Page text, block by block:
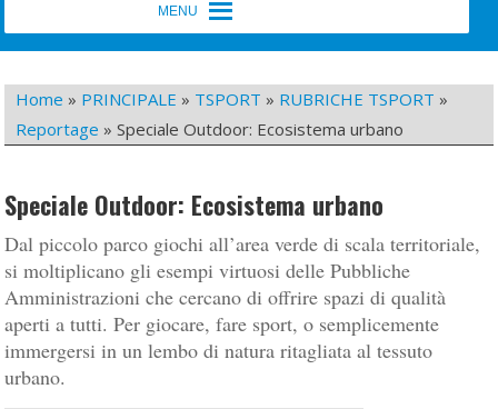
Home » PRINCIPALE » TSPORT » RUBRICHE TSPORT »
Reportage »Speciale Outdoor: Ecosistema urbano
Speciale Outdoor: Ecosistema urbano
Dal piccolo parco giochi all’area verde di scala territoriale,
si moltiplicano gli esempi virtuosi delle Pubbliche
Amministrazioni che cercano di offrire spazi di qualità
aperti a tutti. Per giocare, fare sport, o semplicemente
immergersi in un lembo di natura ritagliata al tessuto
urbano.